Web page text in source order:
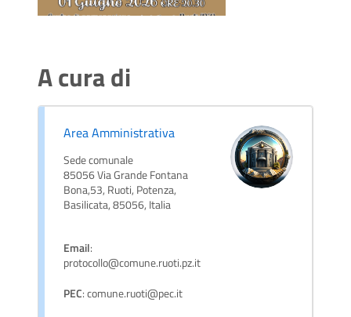
A cura di
Area Amministrativa
Sede comunale
85056 Via Grande Fontana
Bona,53, Ruoti, Potenza,
Basilicata, 85056, Italia
Email:
protocollo@comune.ruoti.pz.it
PEC: comune.ruoti@pec.it